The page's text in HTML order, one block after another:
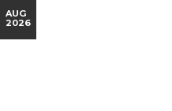
AUG
2026